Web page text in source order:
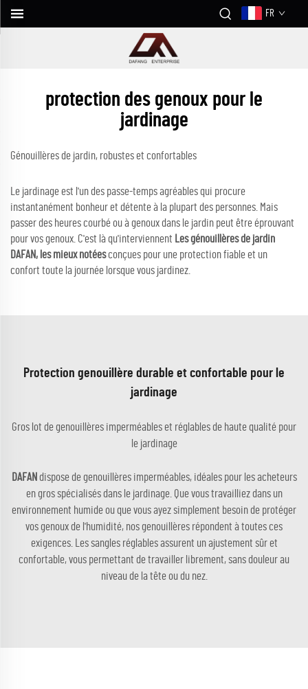
FR
protection des genoux pour le
jardinage
Génouillères de jardin, robustes et confortables
Le jardinage est l'un des passe-temps agréables qui procure
instantanément bonheur et détente à la plupart des personnes. Mais
passer des heures courbé ou à genoux dans le jardin peut être éprouvant
pour vos genoux. C'est là qu'interviennent Les génouillères de jardin
DAFAN, les mieux notéesconçues pour une protection fiable et un
confort toute la journée lorsque vous jardinez.
Protection genouillère durable et confortable pour le
jardinage
Gros lot de genouillères imperméables et réglables de haute qualité pour
le jardinage
DAFAN dispose de genouillères imperméables, idéales pour les acheteurs
en gros spécialisés dans le jardinage. Que vous travailliez dans un
environnement humide ou que vous ayez simplement besoin de protéger
vos genoux de l'humidité, nos genouillères répondent à toutes ces
exigences. Les sangles réglables assurent un ajustement sûr et
confortable, vous permettant de travailler librement, sans douleur au
niveau de la tête ou du nez.